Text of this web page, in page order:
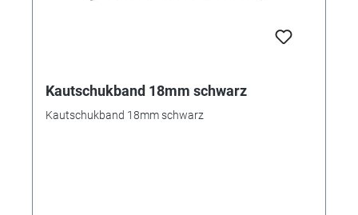
Kautschukband 18mm schwarz
Kautschukband 18mm schwarz